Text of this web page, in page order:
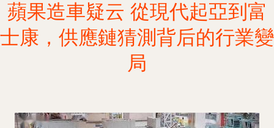
蘋果造車疑云 從現代起亞到富
士康，供應鏈猜測背后的行業變
局